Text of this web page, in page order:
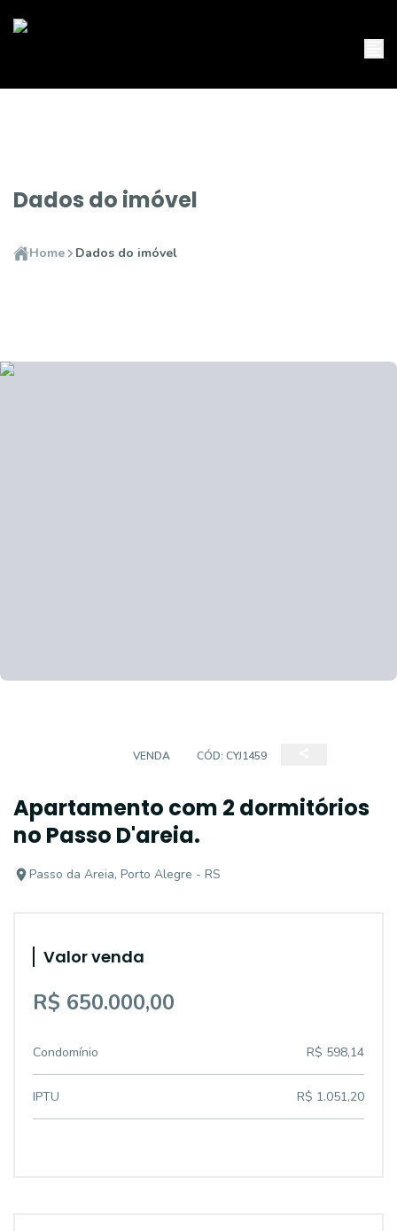
Dados do imóvel
Home Dados do imóvel
VENDA CÓD: CYJ1459
Apartamento com 2 dormitórios
no Passo D'areia.
Passo da Areia, Porto Alegre - RS
Valor venda
R$ 650.000,00
Condomínio R$ 598,14
IPTU R$ 1.051,20